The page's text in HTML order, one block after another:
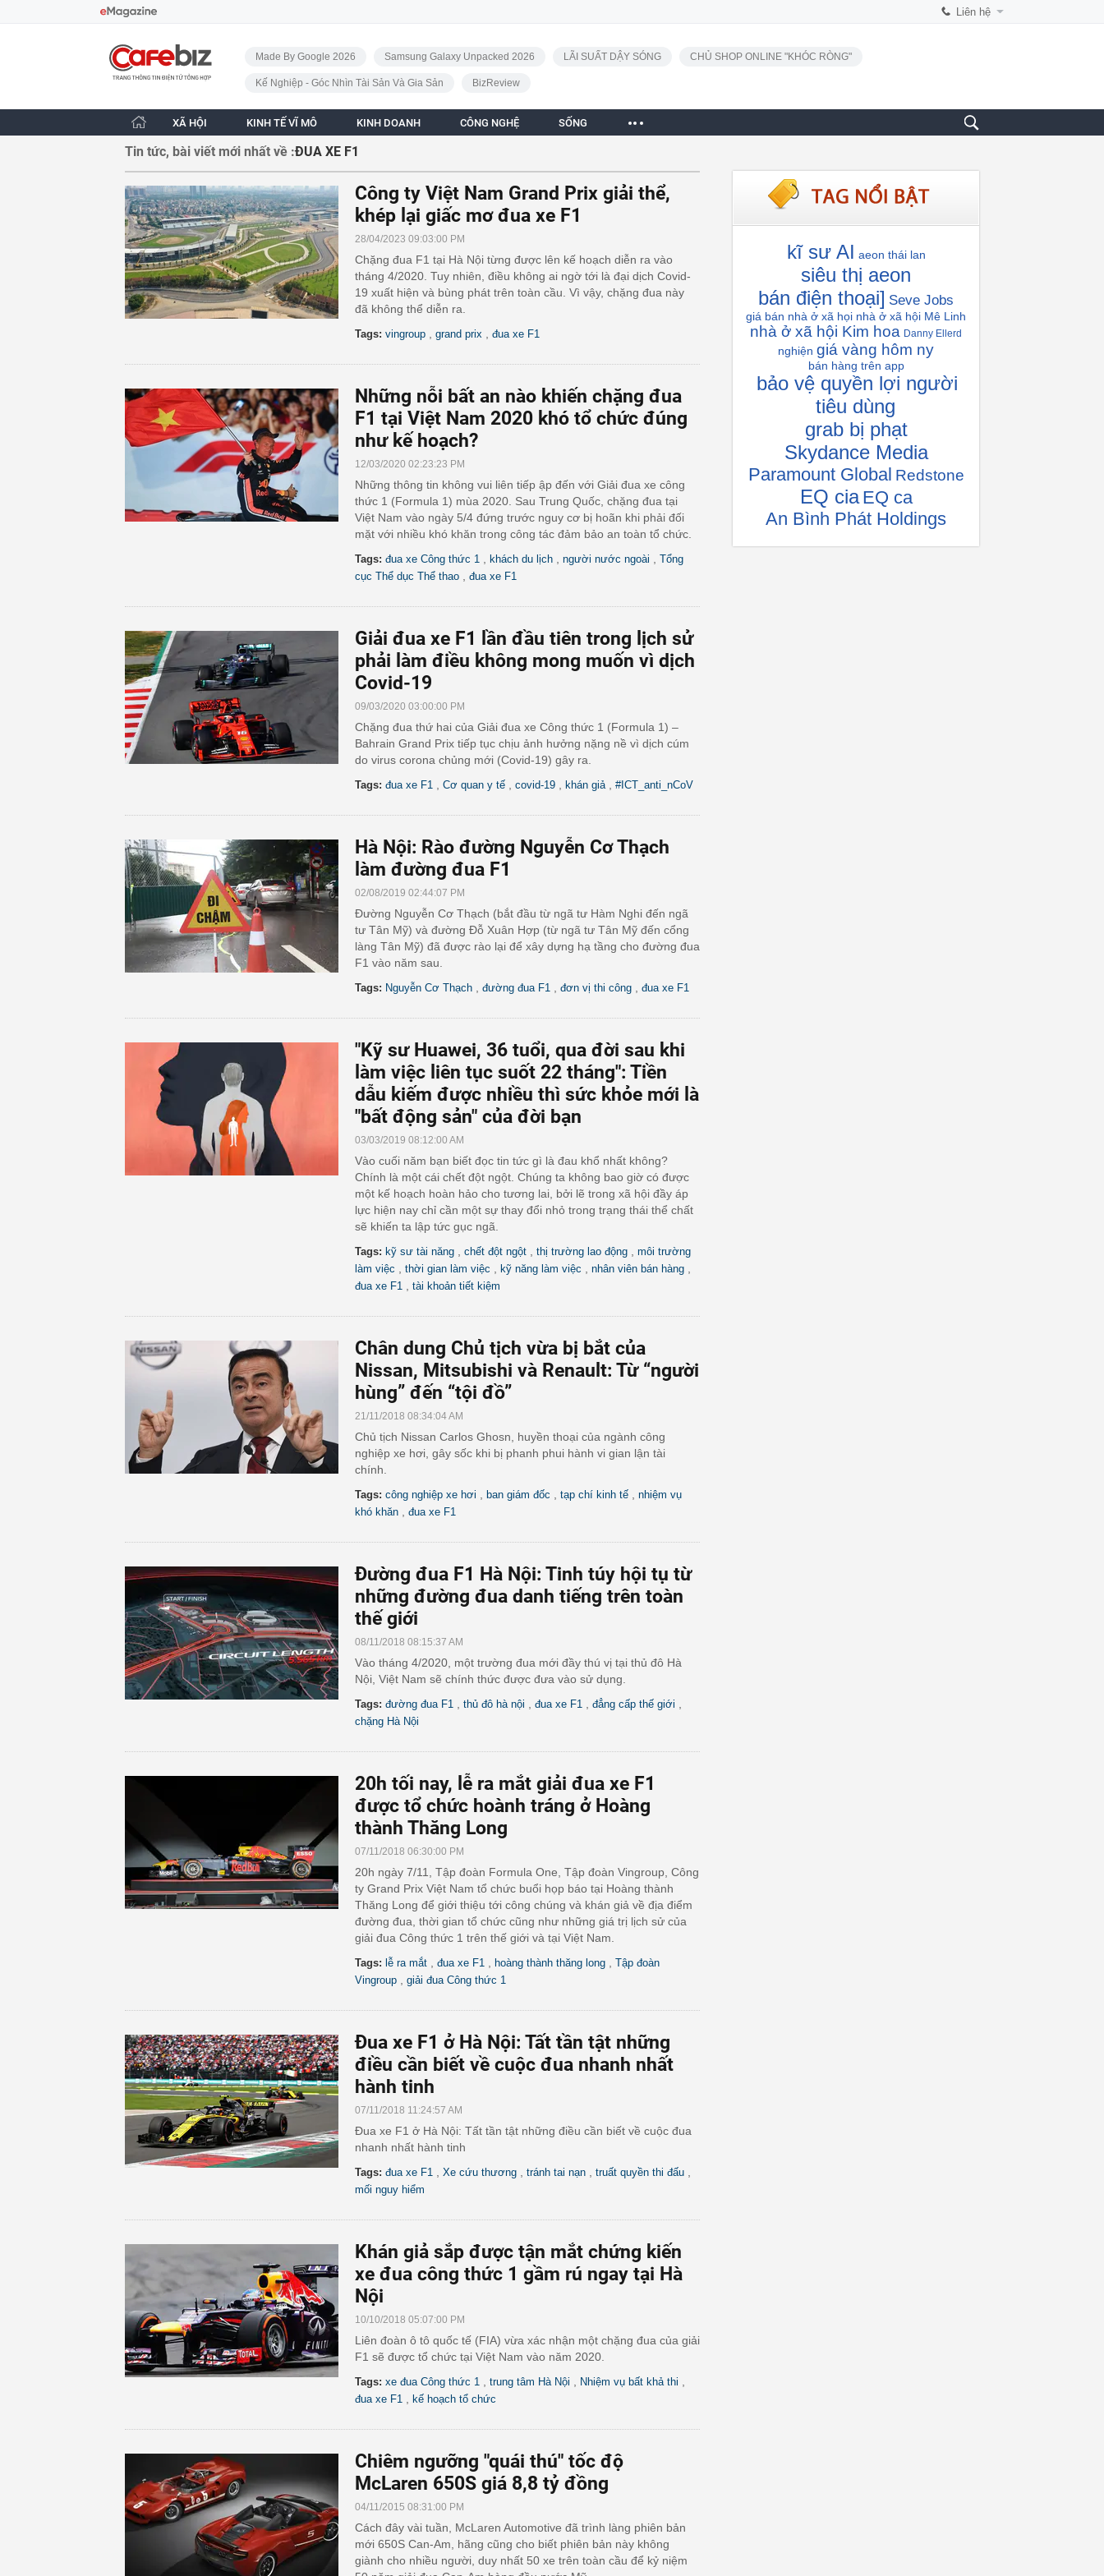
Liên hệ
CafeBiz - Trang chủ
Made By Google 2026
Samsung Galaxy Unpacked 2026 LÃI SUẤT DẬY SÓNG CHỦ SHOP ONLINE "KHÓC RÒNG"
Kế Nghiệp - Góc Nhìn Tài Sản Và Gia Sản BizReview
XÃ HỘI KINH TẾ VĨ MÔ KINH DOANH CÔNG NGHỆ SỐNG
Tin tức, bài viết mới nhất về :ĐUA XE F1
Công ty Việt Nam Grand Prix giải thể,
khép lại giấc mơ đua xe F1
28/04/2023 09:03:00 PM
Chặng đua F1 tại Hà Nội từng được lên kế hoạch diễn ra vào
tháng 4/2020. Tuy nhiên, điều không ai ngờ tới là đại dịch Covid-
19 xuất hiện và bùng phát trên toàn cầu. Vì vậy, chặng đua này
đã không thể diễn ra.
Tags: vingroup grand prix đua xe F1
Những nỗi bất an nào khiến chặng đua
F1 tại Việt Nam 2020 khó tổ chức đúng
như kế hoạch?
12/03/2020 02:23:23 PM
Những thông tin không vui liên tiếp ập đến với Giải đua xe công
thức 1 (Formula 1) mùa 2020. Sau Trung Quốc, chặng đua tại
Việt Nam vào ngày 5/4 đứng trước nguy cơ bị hoãn khi phải đối
mặt với nhiều khó khăn trong công tác đảm bảo an toàn tổ chức.
Tags: đua xe Công thức 1 khách du lịch người nước ngoài
Tổng
cục Thể dục Thể thao
đua xe F1
Giải đua xe F1 lần đầu tiên trong lịch sử
phải làm điều không mong muốn vì dịch
Covid-19
09/03/2020 03:00:00 PM
Chặng đua thứ hai của Giải đua xe Công thức 1 (Formula 1) –
Bahrain Grand Prix tiếp tục chịu ảnh hưởng nặng nề vì dịch cúm
do virus corona chủng mới (Covid-19) gây ra.
Tags: đua xe F1 Cơ quan y tế covid-19 khán giả #ICT_anti_nCoV
Hà Nội: Rào đường Nguyễn Cơ Thạch
làm đường đua F1
02/08/2019 02:44:07 PM
Đường Nguyễn Cơ Thạch (bắt đầu từ ngã tư Hàm Nghi đến ngã
tư Tân Mỹ) và đường Đỗ Xuân Hợp (từ ngã tư Tân Mỹ đến cổng
làng Tân Mỹ) đã được rào lại để xây dựng hạ tầng cho đường đua
F1 vào năm sau.
Tags: Nguyễn Cơ Thạch đường đua F1 đơn vị thi công đua xe F1
"Kỹ sư Huawei, 36 tuổi, qua đời sau khi
làm việc liên tục suốt 22 tháng": Tiền
dẫu kiếm được nhiều thì sức khỏe mới là
"bất động sản" của đời bạn
03/03/2019 08:12:00 AM
Vào cuối năm bạn biết đọc tin tức gì là đau khổ nhất không?
Chính là một cái chết đột ngột. Chúng ta không bao giờ có được
một kế hoạch hoàn hảo cho tương lai, bởi lẽ trong xã hội đầy áp
lực hiện nay chỉ cần một sự thay đổi nhỏ trong trạng thái thể chất
sẽ khiến ta lập tức gục ngã.
Tags: kỹ sư tài năng chết đột ngột thị trường lao động
môi trường
làm việc
thời gian làm việc kỹ năng làm việc nhân viên bán hàng
đua xe F1 tài khoản tiết kiệm
Chân dung Chủ tịch vừa bị bắt của
Nissan, Mitsubishi và Renault: Từ “người
hùng” đến “tội đồ”
21/11/2018 08:34:04 AM
Chủ tịch Nissan Carlos Ghosn, huyền thoại của ngành công
nghiệp xe hơi, gây sốc khi bị phanh phui hành vi gian lận tài
chính.
Tags: công nghiệp xe hơi ban giám đốc tạp chí kinh tế
nhiệm vụ
khó khăn
đua xe F1
Đường đua F1 Hà Nội: Tinh túy hội tụ từ
những đường đua danh tiếng trên toàn
thế giới
08/11/2018 08:15:37 AM
Vào tháng 4/2020, một trường đua mới đầy thú vị tại thủ đô Hà
Nội, Việt Nam sẽ chính thức được đưa vào sử dụng.
Tags: đường đua F1 thủ đô hà nội đua xe F1 đẳng cấp thế giới
chặng Hà Nội
20h tối nay, lễ ra mắt giải đua xe F1
được tổ chức hoành tráng ở Hoàng
thành Thăng Long
07/11/2018 06:30:00 PM
20h ngày 7/11, Tập đoàn Formula One, Tập đoàn Vingroup, Công
ty Grand Prix Việt Nam tổ chức buổi họp báo tại Hoàng thành
Thăng Long để giới thiệu tới công chúng và khán giả về địa điểm
đường đua, thời gian tổ chức cũng như những giá trị lịch sử của
giải đua Công thức 1 trên thế giới và tại Việt Nam.
Tags: lễ ra mắt đua xe F1 hoàng thành thăng long
Tập đoàn
Vingroup
giải đua Công thức 1
Đua xe F1 ở Hà Nội: Tất tần tật những
điều cần biết về cuộc đua nhanh nhất
hành tinh
07/11/2018 11:24:57 AM
Đua xe F1 ở Hà Nội: Tất tần tật những điều cần biết về cuộc đua
nhanh nhất hành tinh
Tags: đua xe F1 Xe cứu thương tránh tai nạn truất quyền thi đấu
mối nguy hiểm
Khán giả sắp được tận mắt chứng kiến
xe đua công thức 1 gầm rú ngay tại Hà
Nội
10/10/2018 05:07:00 PM
Liên đoàn ô tô quốc tế (FIA) vừa xác nhận một chặng đua của giải
F1 sẽ được tổ chức tại Việt Nam vào năm 2020.
Tags: xe đua Công thức 1 trung tâm Hà Nội Nhiệm vụ bất khả thi
đua xe F1 kế hoạch tổ chức
Chiêm ngưỡng "quái thú" tốc độ
McLaren 650S giá 8,8 tỷ đồng
04/11/2015 08:31:00 PM
Cách đây vài tuần, McLaren Automotive đã trình làng phiên bản
mới 650S Can-Am, hãng cũng cho biết phiên bản này không
giành cho nhiều người, duy nhất 50 xe trên toàn cầu để kỷ niệm
kĩ sư AI aeon thái lan
siêu thị aeon
bán điện thoại] Seve Jobs
giá bán nhà ở xã họi nhà ở xã hội Mê Linh
nhà ở xã hội Kim hoa Danny Ellerd
nghiện giá vàng hôm ny
bán hàng trên app
bảo vệ quyền lợi người
tiêu dùng
grab bị phạt
Skydance Media
Paramount Global Redstone
EQ cia EQ ca
An Bình Phát Holdings